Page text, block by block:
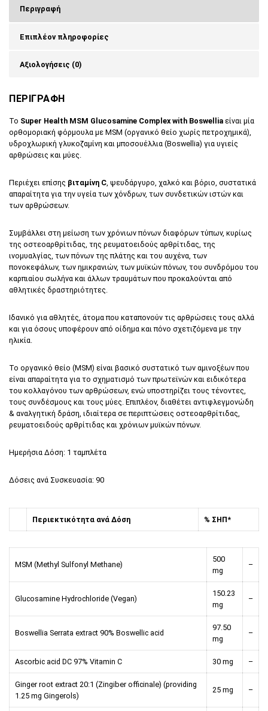
Περιγραφή
Επιπλέον πληροφορίες
Αξιολογήσεις (0)
ΠΕΡΙΓΡΑΦΗ
Το Super Health MSM Glucosamine Complex with Boswellia είναι μία
ορθομοριακή φόρμουλα με MSM (οργανικό θείο χωρίς πετροχημικά),
υδροχλωρική γλυκοζαμίνη και μποσουέλλια (Boswellia) για υγιείς
αρθρώσεις και μύες.
Περιέχει επίσης βιταμίνη C, ψευδάργυρο, χαλκό και βόριο, συστατικά
απαραίτητα για την υγεία των χόνδρων, των συνδετικών ιστών και
των αρθρώσεων.
Συμβάλλει στη μείωση των χρόνιων πόνων διαφόρων τύπων, κυρίως
της οστεοαρθρίτιδας, της ρευματοειδούς αρθρίτιδας, της
ινομυαλγίας, των πόνων της πλάτης και του αυχένα, των
πονοκεφάλων, των ημικρανιών, των μυϊκών πόνων, του συνδρόμου του
καρπιαίου σωλήνα και άλλων τραυμάτων που προκαλούνται από
αθλητικές δραστηριότητες.
Ιδανικό για αθλητές, άτομα που καταπονούν τις αρθρώσεις τους αλλά
και για όσους υποφέρουν από οίδημα και πόνο σχετιζόμενα με την
ηλικία.
Το οργανικό θείο (MSM) είναι βασικό συστατικό των αμινοξέων που
είναι απαραίτητα για το σχηματισμό των πρωτεϊνών και ειδικότερα
του κολλαγόνου των αρθρώσεων, ενώ υποστηρίζει τους τένοντες,
τους συνδέσμους και τους μύες. Επιπλέον, διαθέτει αντιφλεγμονώδη
& αναλγητική δράση, ιδιαίτερα σε περιπτώσεις οστεοαρθρίτιδας,
ρευματοειδούς αρθρίτιδας και χρόνιων μυϊκών πόνων.
Ημερήσια Δόση: 1 ταμπλέτα
Δόσεις ανά Συσκευασία: 90
Περιεκτικότητα ανά Δόση % ΣΗΠ*
MSM (Methyl Sulfonyl Methane)
500
mg
–
Glucosamine Hydrochloride (Vegan)
150.23
mg
–
Boswellia Serrata extract 90% Boswellic acid
97.50
mg
–
Ascorbic acid DC 97% Vitamin C 30 mg –
Ginger root extract 20:1 (Zingiber officinale) (providing
1.25 mg Gingerols)
25 mg –